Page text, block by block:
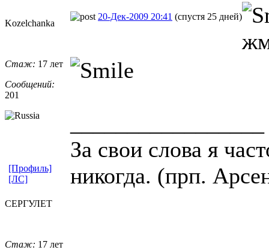
Kozelchanka
Стаж: 17 лет
Сообщений:
201
20-Дек-2009 20:41 (спустя 25 дней)
За свои слова я
никогда. (прп.
[Профиль]
[ЛС]
СЕРГУЛЕТ
Стаж: 17 лет